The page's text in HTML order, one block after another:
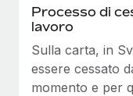
Processo di
lavoro
Sulla carta, in
essere cessato
momento e per